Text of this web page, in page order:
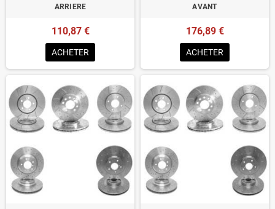
ARRIERE
110,87 €
ACHETER
AVANT
176,89 €
ACHETER